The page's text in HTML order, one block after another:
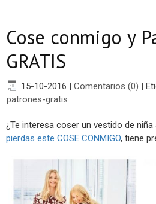
Cose conmigo y
GRATIS
15-10-2016 | Comentarios (0) |
patrones-gratis
¿Te interesa coser un vestido de
pierdas este COSE CONMIGO, tiene